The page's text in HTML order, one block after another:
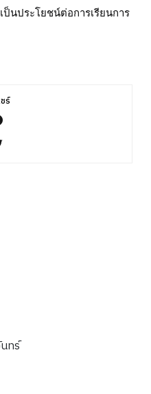
นประโยชน์ต่อการเรียนการ
ร์
ทร์